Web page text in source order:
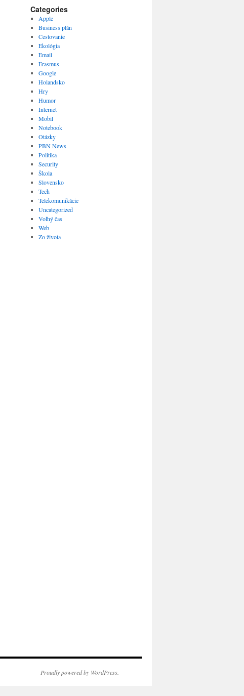
Categories
Apple
Business plán
Cestovanie
Ekológia
Email
Erasmus
Google
Holandsko
Hry
Humor
Internet
Mobil
Notebook
Otázky
PBN News
Politika
Security
Škola
Slovensko
Tech
Telekomunikácie
Uncategorized
Voľný čas
Web
Zo života
Proudly powered by WordPress.